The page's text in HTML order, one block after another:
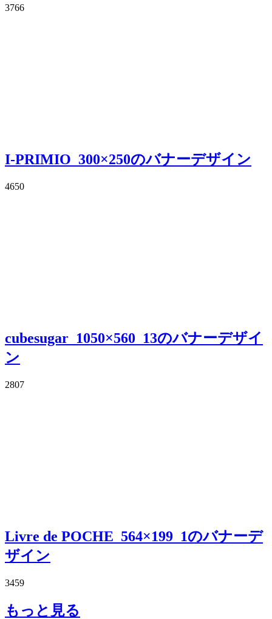
3766
I-PRIMIO_300×250のバナーデザイン
4650
cubesugar_1050×560_13のバナーデザイ
ン
2807
Livre de POCHE_564×199_1のバナーデ
ザイン
3459
もっと見る